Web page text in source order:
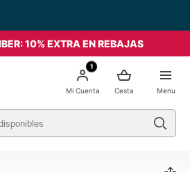
10% EXTRA EN REBAJAS
Menu
Cesta
1
Mi Cuenta